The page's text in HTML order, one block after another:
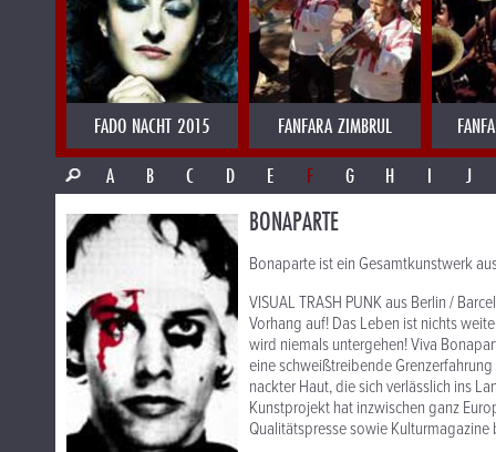
FADO NACHT 2015 FANFARA ZIMBRUL
A
B C D E F G H I J
BONAPARTE
Bonaparte ist ein Gesamtkunstwerk
VISUAL TRASH PUNK aus Berlin /
Vorhang auf! Das Leben ist nichts
wird niemals untergehen! Viva
eine schweißtreibende
nackter Haut, die sich verlässlich ins
Kunstprojekt hat inzwischen ganz
Qualitätspresse sowie